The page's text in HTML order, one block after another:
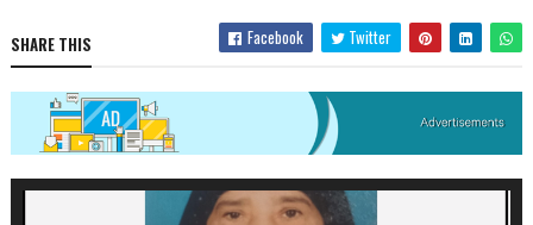
SHARE THIS Facebook Twitter